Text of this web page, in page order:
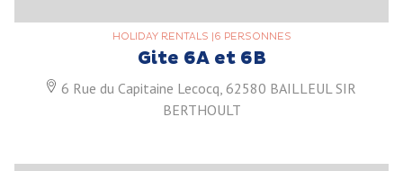
HOLIDAY RENTALS 6 PERSONNES
Gite 6A et 6B
6 Rue du Capitaine Lecocq, 62580 BAILLEUL SIR
BERTHOULT